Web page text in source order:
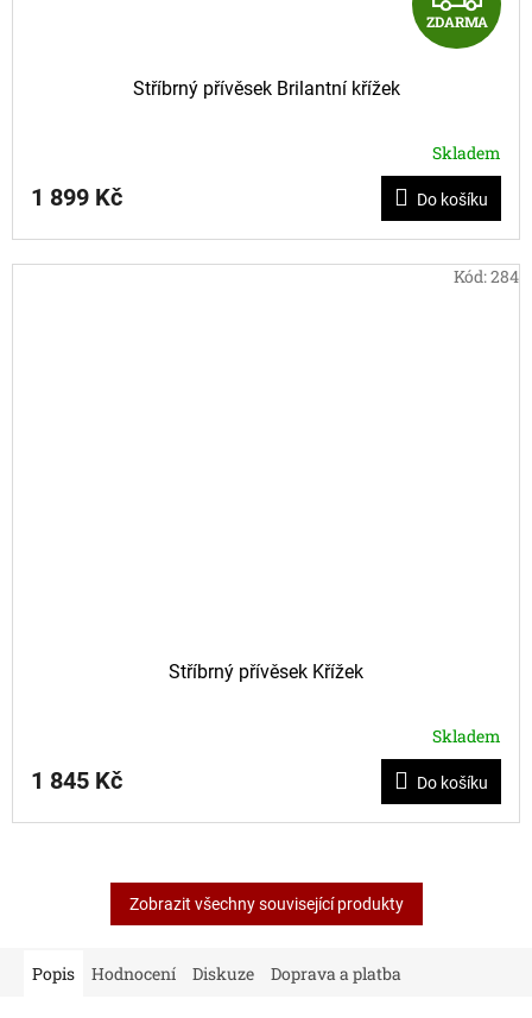
D
R
M
A
ZDARMA
Stříbrný přívěsek Brilantní křížek
Skladem
1 899 Kč Do košíku
Stříbrný přívěsek Křížek
Skladem
1 845 Kč Do košíku
Kód:284
Zobrazit všechny související produkty
Popis Hodnocení Diskuze Doprava a platba